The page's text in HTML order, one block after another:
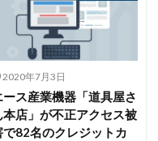
のっとり
バグ
パスワード
レス
解析
ハッカー
2020年7月3日
ース産業機器「道具屋さ
本店」が不正アクセス被
で82名のクレジットカ